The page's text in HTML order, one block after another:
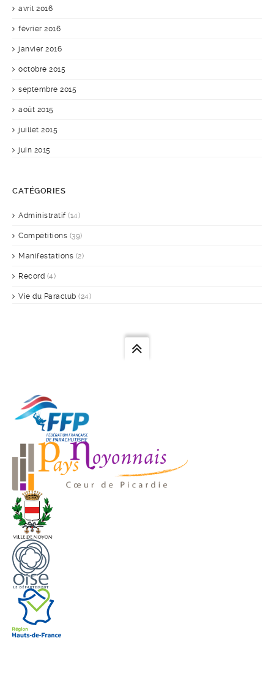
avril 2016
février 2016
janvier 2016
octobre 2015
septembre 2015
août 2015
juillet 2015
juin 2015
CATÉGORIES
Administratif(14)
Compétitions (39)
Manifestations (2)
Record (4)
Vie du Paraclub (24)